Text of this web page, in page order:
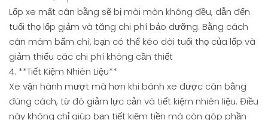
Lốp xe mất cân bằng sẽ bị mài mòn không đều, dẫn đến
tuổi thọ lốp giảm và tăng chi phí bảo dưỡng. Bằng cách
cân mâm bấm chì, bạn có thể kéo dài tuổi thọ của lốp và
giảm thiểu các chi phí không cần thiết
4. **Tiết Kiệm Nhiên Liệu**
Xe vận hành mượt mà hơn khi bánh xe được cân bằng
đúng cách, từ đó giảm lực cản và tiết kiệm nhiên liệu. Điều
này không chỉ giúp bạn tiết kiệm tiền mà còn góp phần